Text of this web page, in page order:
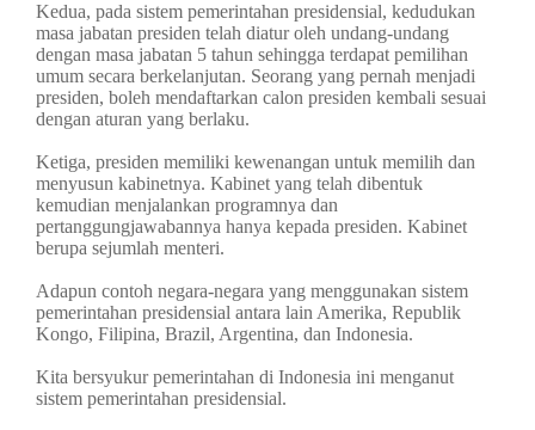
Kedua, pada sistem pemerintahan presidensial, kedudukan
masa jabatan presiden telah diatur oleh undang-undang
dengan masa jabatan 5 tahun sehingga terdapat pemilihan
umum secara berkelanjutan. Seorang yang pernah menjadi
presiden, boleh mendaftarkan calon presiden kembali sesuai
dengan aturan yang berlaku.
Ketiga, presiden memiliki kewenangan untuk memilih dan
menyusun kabinetnya. Kabinet yang telah dibentuk
kemudian menjalankan programnya dan
pertanggungjawabannya hanya kepada presiden. Kabinet
berupa sejumlah menteri.
Adapun contoh negara-negara yang menggunakan sistem
pemerintahan presidensial antara lain Amerika, Republik
Kongo, Filipina, Brazil, Argentina, dan Indonesia.
Kita bersyukur pemerintahan di Indonesia ini menganut
sistem pemerintahan presidensial.